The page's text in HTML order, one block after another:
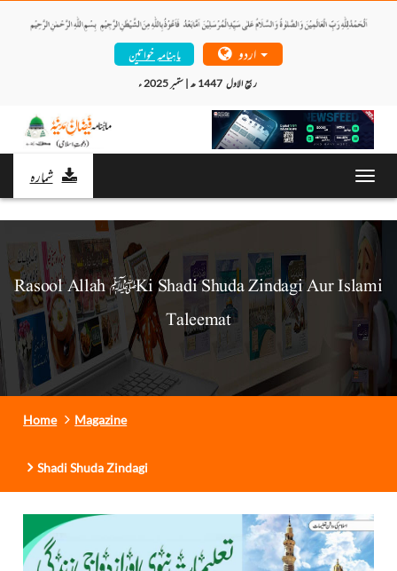
ماہنامہ خواتین
شمارہ
Rasool Allah ﷺ Ki Shadi Shuda Zindagi Aur Islami
Taleemat
Home Magazine
Shadi Shuda Zindagi